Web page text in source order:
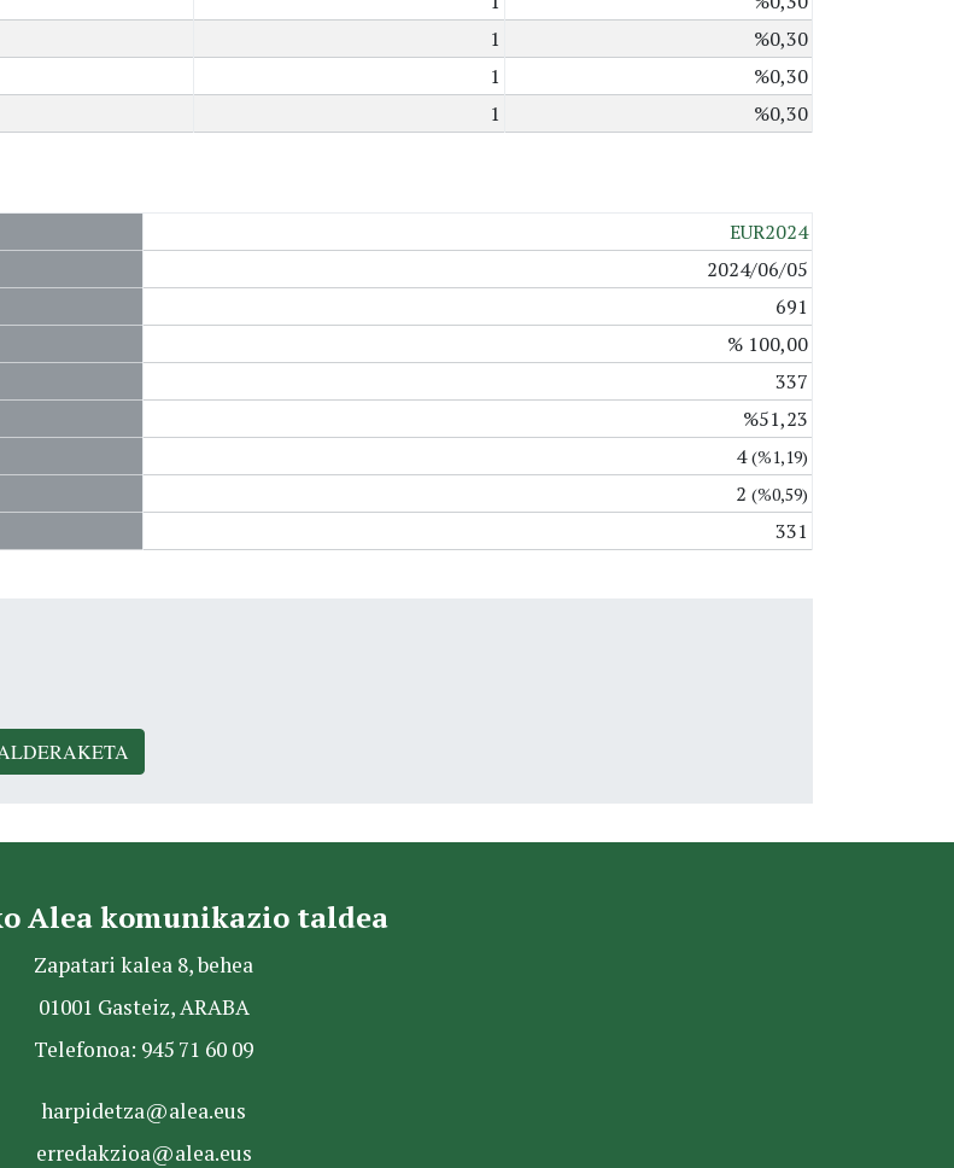
1
%0,30
1
%0,30
1 %0,30
EUR2024
2024/06/05
691
% 100,00
337
%51,23
4(%1,19)
2 (%0,59)
331
Alea komunikazio taldea
Zapatari kalea 8, behea
01001 Gasteiz, ARABA
Telefonoa: 945 71 60 09
harpidetza@alea.eus
erredakzioa@alea.eus